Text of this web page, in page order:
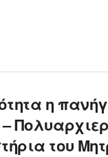
η
του